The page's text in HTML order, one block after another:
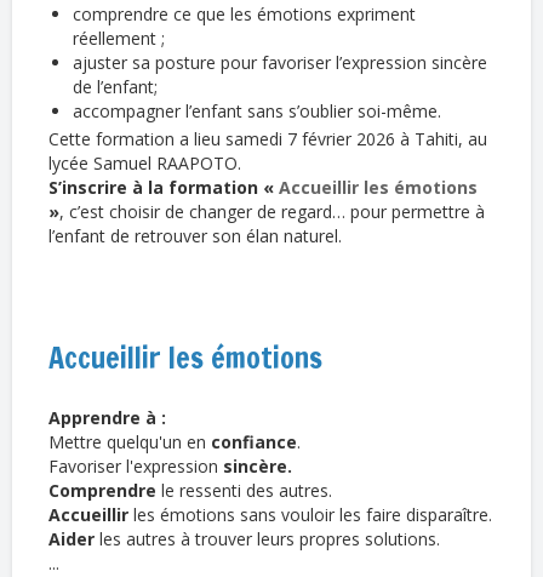
comprendre ce que les émotions expriment
réellement ;
ajuster sa posture pour favoriser l’expression sincère
de l’enfant;
accompagner l’enfant sans s’oublier soi-même.
Cette formation a lieu samedi 7 février 2026 à Tahiti, au
lycée Samuel RAAPOTO.
S’inscrire à la formation « Accueillir les émotions
», c’est choisir de changer de regard… pour permettre à
l’enfant de retrouver son élan naturel.
Accueillir les émotions
Apprendre à :
Mettre quelqu'un en confiance.
Favoriser l'expression sincère.
Comprendre le ressenti des autres.
Accueillir les émotions sans vouloir les faire disparaître.
Aider les autres à trouver leurs propres solutions.
...